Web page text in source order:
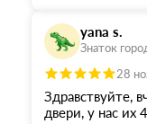
yana s.
Знаток
28
Здравствуйте,
двери, у нас их